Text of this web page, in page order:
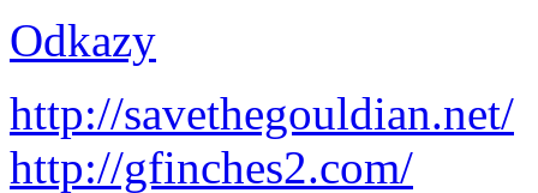
Odkazy
http://savethegouldian.net/
http://gfinches2.com/